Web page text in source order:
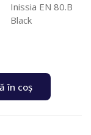
Inissia EN 80.B
Black
în coș